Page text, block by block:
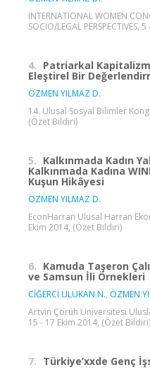
INTERNATIONAL WOMEN
SOCIO/LEGAL
4. Patriarkal
Eleştirel Bir
ÖZMEN YILMAZ D.
14. Ulusal Sosyal Bilimler
(Özet Bildiri)
5. Kalkınmada Kadın
Kalkınmada Kadına
Kuşun Hikâyesi
ÖZMEN YILMAZ D.
EconHarran Ulusal Harran
Ekim 2014, (Özet Bildiri)
6. Kamuda Taşeron
ve Samsun İli Örnekleri
CİĞERCİ ULUKAN N., ÖZMEN
Artvin Çoruh Üniversitesi
15 - 17 Ekim 2014, (Özet Bildiri)
7. Türkiye’xxde Genç